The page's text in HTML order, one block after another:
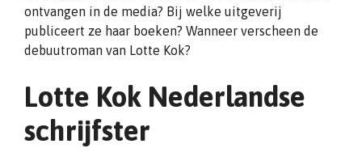
ontvangen in de media? Bij welke uitgeverij
publiceert ze haar boeken? Wanneer verscheen de
debuutroman van Lotte Kok?
Lotte Kok Nederlandse
schrijfster